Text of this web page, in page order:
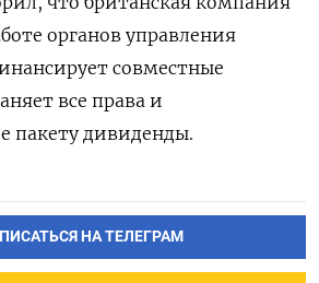
органов управления
совместные
все права и
пакету дивиденды.
НА ТЕЛЕГРАМ